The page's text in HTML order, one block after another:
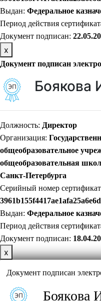
Выдан: Федеральное
Период действия
Документ подписан: 22
х
Документ подписан
Боякова
Должность: Директор
Организация:
общеобразовательное
общеобразовательная
Санкт-Петербурга
Серийный номер
Выдан: Федеральное
Период действия
Документ подписан: 18
х
Документ подписан
Боякова